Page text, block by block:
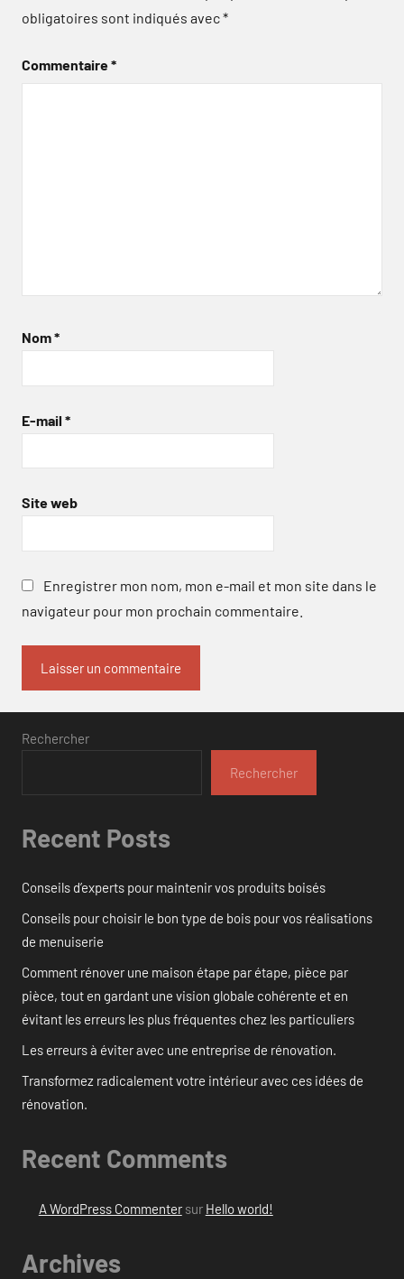
obligatoires sont indiqués avec*
Commentaire*
Nom*
E-mail *
Site web
Enregistrer mon nom, mon e-mail et mon site dans le
navigateur pour mon prochain commentaire.
Rechercher
Rechercher
Recent Posts
Conseils d’experts pour maintenir vos produits boisés
Conseils pour choisir le bon type de bois pour vos réalisations
de menuiserie
Comment rénover une maison étape par étape, pièce par
pièce, tout en gardant une vision globale cohérente et en
évitant les erreurs les plus fréquentes chez les particuliers
Les erreurs à éviter avec une entreprise de rénovation.
Transformez radicalement votre intérieur avec ces idées de
rénovation.
Recent Comments
A WordPress Commentersur Hello world!
Archives